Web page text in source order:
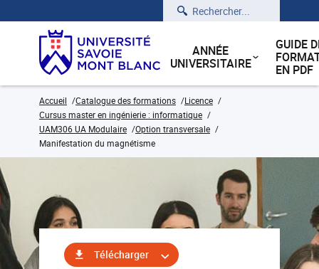
Rechercher
ANNÉE
UNIVERSITAIRE
GUIDE
EN PDF
Accueil Catalogue des formations
Licence
Cursus master en ingénierie : informatique
UAM306 UA Modulaire
Option transversale
Manifestation du magnétisme
Télécharger